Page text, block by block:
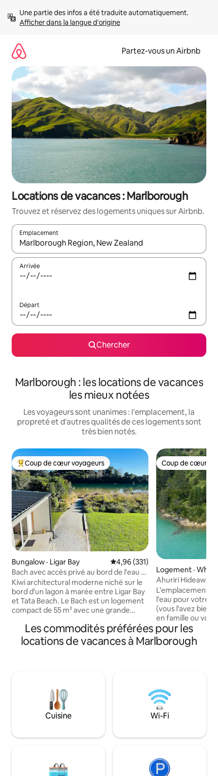
directement
Afficher dans la langue d'origine
Partez-vous un Airbnb
Locations de vacances : Marlborough
Trouvez et réservez des logements uniques sur Airbnb.
Emplacement
Quand les résultats sont affichés, parcourez-les en utilisant
Arrivée
Départ
Chercher
Marlborough : les locations de vacances
les mieux notées
Les voyageurs sont unanimes : l'emplacement, la
propreté et d'autres qualités de ces logements sont
très bien notés.
Coup de cœur voyageurs parmi les plus aimés
Coup de cœur voyageurs
Bungalow · Ligar Bay Note moyenne de 4,96 sur 5,
4,96 (331)
Bach avec accès privé au bord de l'eau +
2 kayaks
Kiwi architectural moderne niché sur le
bord d'un lagon à marée entre Ligar Bay
et Tata Beach. Le Bach est un logement
compact de 55 m² avec une grande
soleil toute la journée. Une chambre
principale est reliée à un salon compact
et à une salle de bains privative, à une
Queen size à 2 mètres de l'habitation
principale pour 2 personnes
supplémentaires. Incroyable deuxième
douche extérieure chaude sous les
Coup de cœur
Coup de cœur
Logement ·
ay
Ahuriri Hideaway
L'emplacement
l'eau pour votre
(vous l'avez bien
en famille ou votre
êtes à la
avec une plage
grande terrasse
une plate-forme
et tentez votre
dîner frais, ou
en regardant le
Les commodités préférées pour les
locations de vacances à Marlborough
Cuisine Wi-Fi